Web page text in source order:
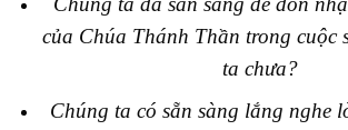
của Chúa Thánh Thần trong cuộc
ta chưa?
Chúng ta có sẵn sàng lắng nghe